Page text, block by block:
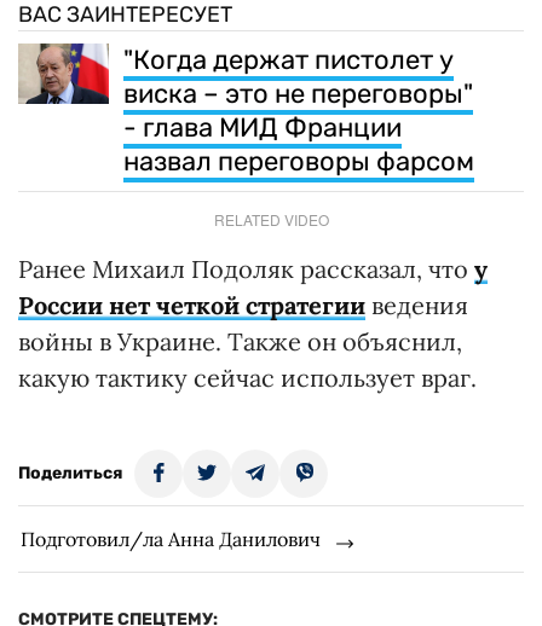
ВАС ЗАИНТЕРЕСУЕТ
"Когда держат пистолет у
виска – это не переговоры"
- глава МИД Франции
назвал переговоры фарсом
RELATED VIDEO
Ранее Михаил Подоляк рассказал, что у
России нет четкой стратегии ведения
войны в Украине. Также он объяснил,
какую тактику сейчас использует враг.
Поделиться
Подготовил/ла Анна Данилович
СМОТРИТЕ СПЕЦТЕМУ: